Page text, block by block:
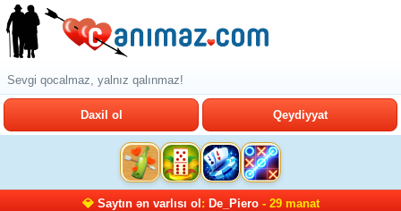
Sevgi qocalmaz, yalnız qalınmaz!
Daxil ol Qeydiyyat
💎 Saytın ən varlısı ol : De_Piero- 29 manat